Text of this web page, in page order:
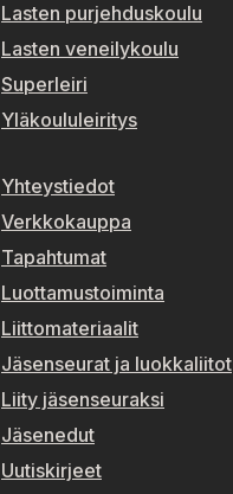
Lasten purjehduskoulu
Lasten veneilykoulu
Superleiri
Yläkoululeiritys
Yhteystiedot
Verkkokauppa
Tapahtumat
Luottamustoiminta
Liittomateriaalit
Jäsenseurat ja luokkaliitot
Liity jäsenseuraksi
Jäsenedut
Uutiskirjeet